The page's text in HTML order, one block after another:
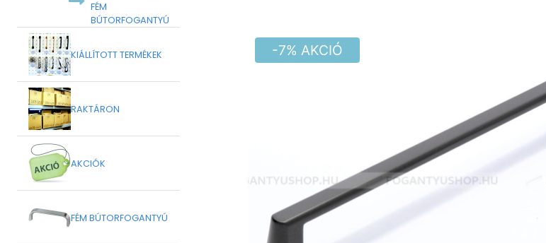
FÉM
BÚTORFOGANTYÚ
KIÁLLÍTOTT TERMÉKEK
RAKTÁRON
AKCIÓK
FÉM BÚTORFOGANTYÚ
-7% AKCIÓ